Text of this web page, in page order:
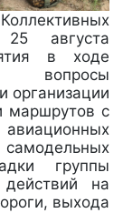
августа
в ходе
вопросы
организации
маршрутов с
группы
на
выхода